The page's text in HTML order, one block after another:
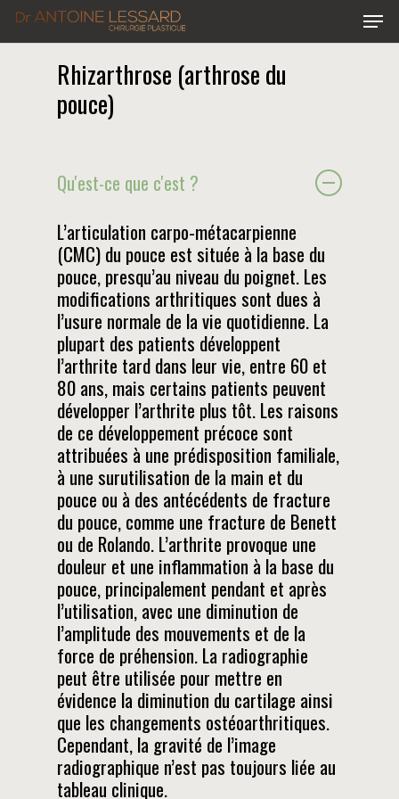
Skip
Menu
Rhizarthrose (arthrose du
pouce)
Qu'est-ce que c'est ?
L’articulation carpo-métacarpienne
(CMC) du pouce est située à la base du
pouce, presqu’au niveau du poignet. Les
modifications arthritiques sont dues à
l’usure normale de la vie quotidienne. La
plupart des patients développent
l’arthrite tard dans leur vie, entre 60 et
80 ans, mais certains patients peuvent
développer l’arthrite plus tôt. Les raisons
de ce développement précoce sont
attribuées à une prédisposition familiale,
à une surutilisation de la main et du
pouce ou à des antécédents de fracture
du pouce, comme une fracture de Benett
ou de Rolando. L’arthrite provoque une
douleur et une inflammation à la base du
pouce, principalement pendant et après
l’utilisation, avec une diminution de
l’amplitude des mouvements et de la
force de préhension. La radiographie
peut être utilisée pour mettre en
évidence la diminution du cartilage ainsi
que les changements ostéoarthritiques.
Cependant, la gravité de l’image
radiographique n’est pas toujours liée au
tableau clinique.